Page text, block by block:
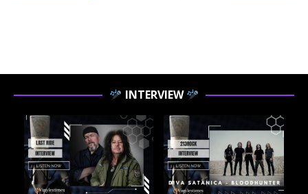
INTERVIEW